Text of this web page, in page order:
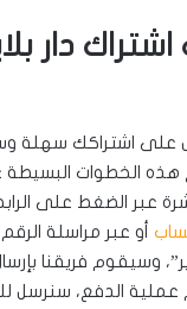
على اشتراكك سهلة
هذه الخطوات البسيطة
عبر الضغط على
أو عبر مراسلة الرقم
وسيقوم فريقنا
عملية الدفع، سنرسل